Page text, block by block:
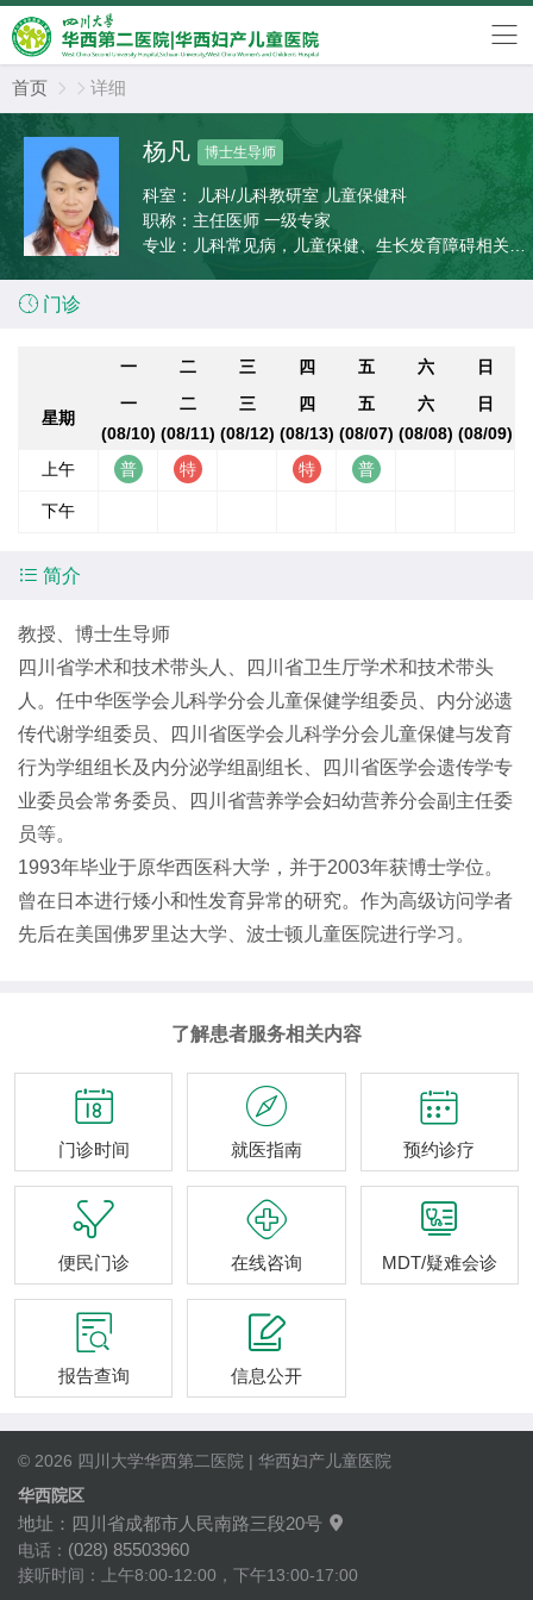
首页   详细
杨凡 博士生导师
科室：
儿科/儿科教研室 儿童保健科
职称： 主任医师 一级专家
专业： 儿科常见病，儿童保健、生长发育障碍相关疾
 门诊
一 二 三 四 五 六 日
星期
一
(08/10)
二
(08/11)
三
(08/12)
四
(08/13)
五
(08/07)
六
(08/08)
日
(08/09)
上午
下午
 简介
教授、博士生导师
四川省学术和技术带头人、四川省卫生厅学术和技术带头
人。任中华医学会儿科学分会儿童保健学组委员、内分泌遗
传代谢学组委员、四川省医学会儿科学分会儿童保健与发育
行为学组组长及内分泌学组副组长、四川省医学会遗传学专
业委员会常务委员、四川省营养学会妇幼营养分会副主任委
员等。
1993年毕业于原华西医科大学，并于2003年获博士学位。
曾在日本进行矮小和性发育异常的研究。作为高级访问学者
先后在美国佛罗里达大学、波士顿儿童医院进行学习。
了解患者服务相关内容

门诊时间

就医指南

预约诊疗

便民门诊

在线咨询

MDT/疑难会诊

报告查询

信息公开
© 2026 四川大学华西第二医院 | 华西妇产儿童医院
华西院区
地址：四川省成都市人民南路三段20号 
电话： (028) 85503960
接听时间：上午8:00-12:00，下午13:00-17:00